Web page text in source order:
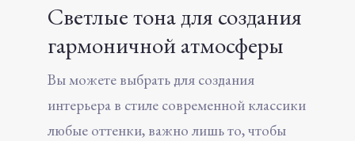
Светлые тона для создания
гармоничной атмосферы
Вы можете выбрать для создания
интерьера в стиле современной классики
любые оттенки, важно лишь то, чтобы